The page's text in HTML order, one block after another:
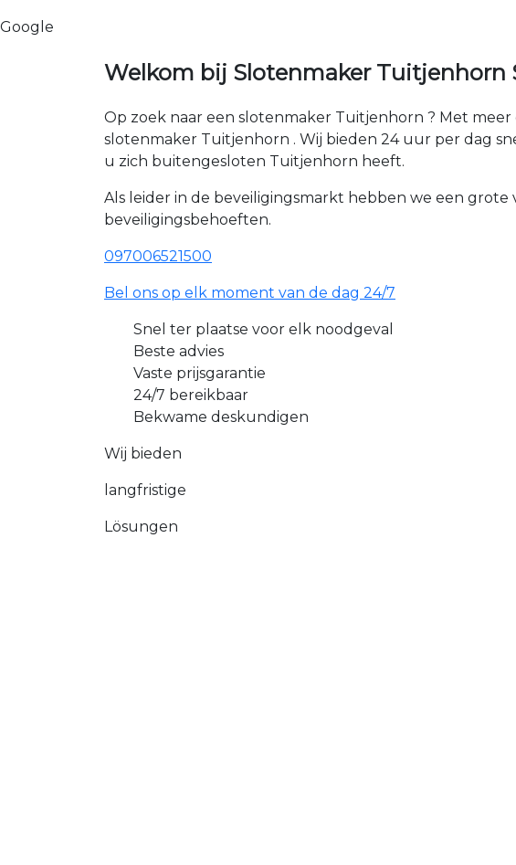
Google
Welkom bij Slotenmaker Tuitjenhorn
Op zoek naar een slotenmaker Tuitjenhorn ? Met
slotenmaker Tuitjenhorn . Wij bieden 24 uur per dag
u zich buitengesloten Tuitjenhorn heeft.
Als leider in de beveiligingsmarkt hebben we een
beveiligingsbehoeften.
097006521500
Bel ons op elk moment van de dag 24/7
Snel ter plaatse voor elk noodgeval
Beste advies
Vaste prijsgarantie
24/7 bereikbaar
Bekwame deskundigen
Wij bieden
langfristige
Lösungen